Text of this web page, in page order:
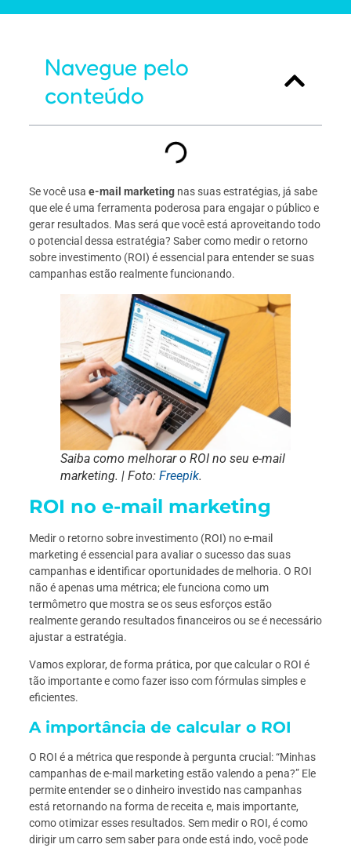
Navegue pelo
conteúdo
Se você usa e-mail marketing nas suas estratégias, já sabe
que ele é uma ferramenta poderosa para engajar o público e
gerar resultados. Mas será que você está aproveitando todo
o potencial dessa estratégia? Saber como medir o retorno
sobre investimento (ROI) é essencial para entender se suas
campanhas estão realmente funcionando.
Saiba como melhorar o ROI no seu e-mail
marketing. | Foto: Freepik.
ROI no e-mail marketing
Medir o retorno sobre investimento (ROI) no e-mail
marketing é essencial para avaliar o sucesso das suas
campanhas e identificar oportunidades de melhoria. O ROI
não é apenas uma métrica; ele funciona como um
termômetro que mostra se os seus esforços estão
realmente gerando resultados financeiros ou se é necessário
ajustar a estratégia.
Vamos explorar, de forma prática, por que calcular o ROI é
tão importante e como fazer isso com fórmulas simples e
eficientes.
A importância de calcular o ROI
O ROI é a métrica que responde à pergunta crucial: “Minhas
campanhas de e-mail marketing estão valendo a pena?” Ele
permite entender se o dinheiro investido nas campanhas
está retornando na forma de receita e, mais importante,
como otimizar esses resultados. Sem medir o ROI, é como
dirigir um carro sem saber para onde está indo, você pode